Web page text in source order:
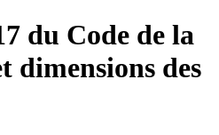
du Code de la
dimensions des